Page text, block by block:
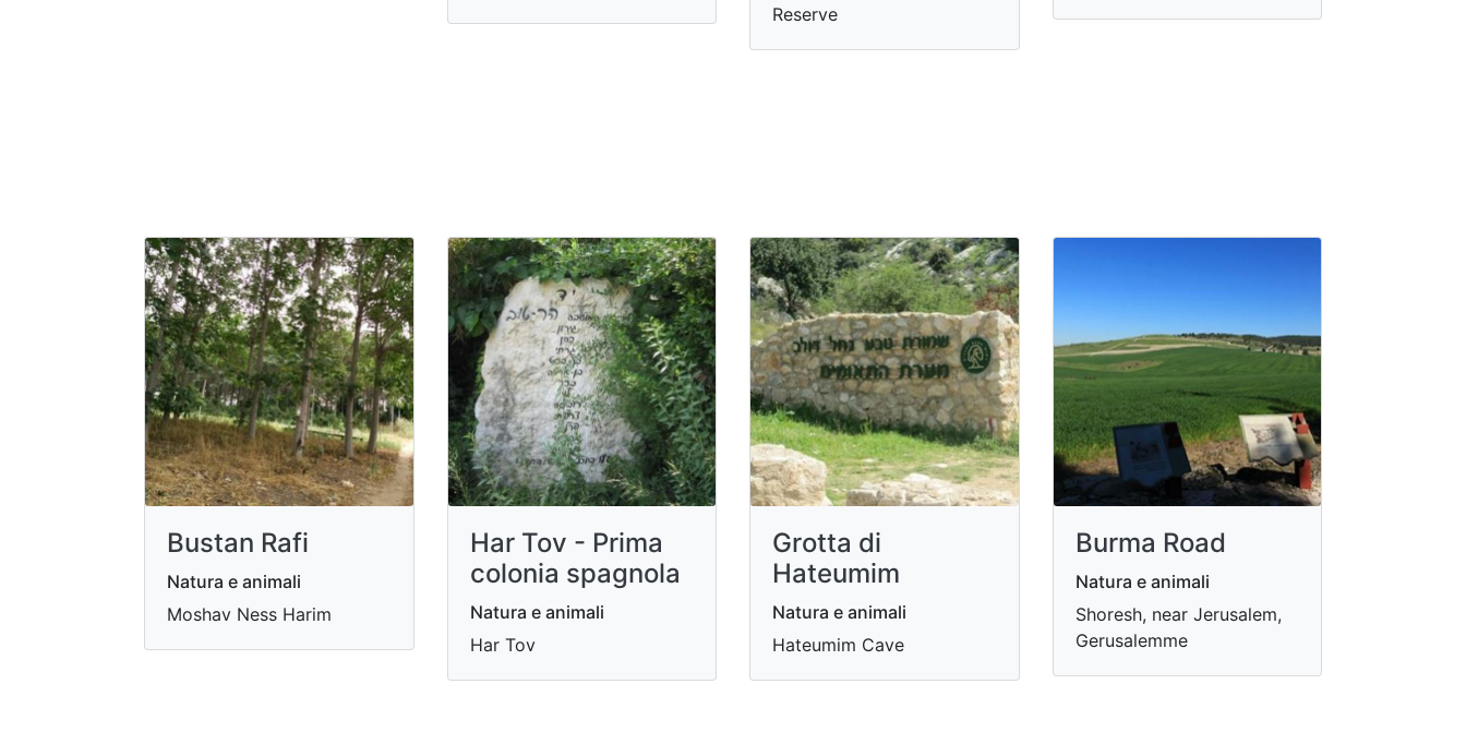
Reserve
Bustan Rafi
Natura e animali
Moshav Ness Harim
Har Tov - Prima
colonia spagnola
Natura e animali
Har Tov
Grotta di
Hateumim
Natura e animali
Hateumim Cave
Burma Road
Natura e animali
Shoresh, near Jerusalem,
Gerusalemme